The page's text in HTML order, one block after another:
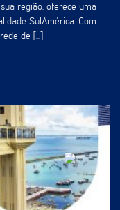
região, oferece uma
SulAmérica. Com
de [...]